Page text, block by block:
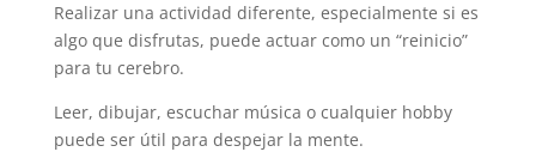
Realizar una actividad diferente, especialmente si es
algo que disfrutas, puede actuar como un “reinicio”
para tu cerebro.
Leer, dibujar, escuchar música o cualquier hobby
puede ser útil para despejar la mente.